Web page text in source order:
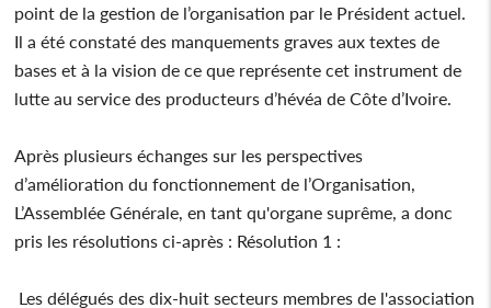
point de la gestion de l’organisation par le Président actuel.
Il a été constaté des manquements graves aux textes de
bases et à la vision de ce que représente cet instrument de
lutte au service des producteurs d’hévéa de Côte d’Ivoire.
Après plusieurs échanges sur les perspectives
d’amélioration du fonctionnement de l’Organisation,
L’Assemblée Générale, en tant qu'organe suprême, a donc
pris les résolutions ci-après : Résolution 1 :
Les délégués des dix-huit secteurs membres de l'association